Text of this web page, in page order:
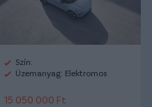
Szín:
Üzemanyag: Elektromos
15 050 000 Ft